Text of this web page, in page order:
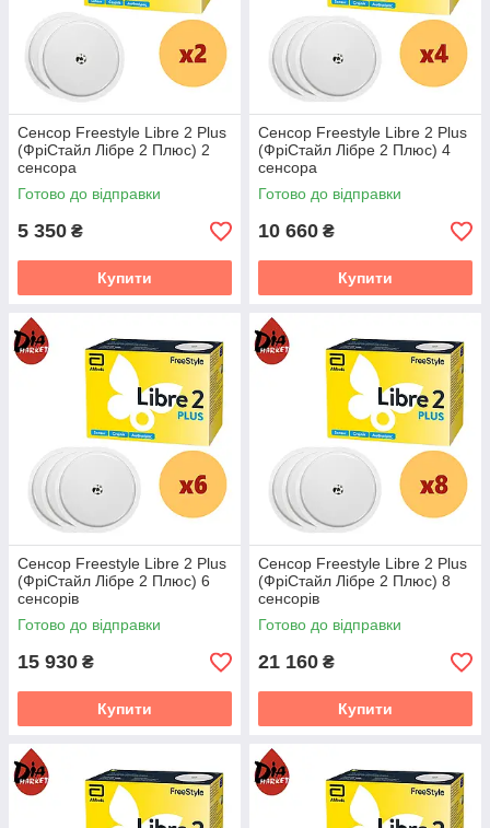
Сенсор Freestyle Libre 2 Plus
(ФріСтайл Лібре 2 Плюс) 2
сенсора
Готово до відправки
5 350 ₴
Купити
Сенсор Freestyle Libre 2 Plus
(ФріСтайл Лібре 2 Плюс) 4
сенсора
Готово до відправки
10 660 ₴
Купити
Сенсор Freestyle Libre 2 Plus
(ФріСтайл Лібре 2 Плюс) 6
сенсорів
Готово до відправки
15 930 ₴
Купити
Сенсор Freestyle Libre 2 Plus
(ФріСтайл Лібре 2 Плюс) 8
сенсорів
Готово до відправки
21 160 ₴
Купити